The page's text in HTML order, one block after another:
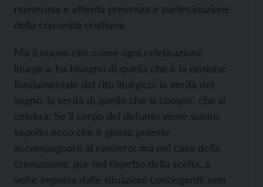
numerosa e attenta presenza e partecipazione
della comunità cristiana.
Ma il nuovo rito, come ogni celebrazione
liturgica, ha bisogno di quella che è la nozione
fondamentale del rito liturgico: la verità del
segno, la verità di quello che si compie, che si
celebra. Se il corpo del defunto viene subito
sepolto ecco che è giusto poterlo
accompagnare al cimitero; ma nel caso della
cremazione, pur nel rispetto della scelta, a
volte imposta dalle situazioni contingenti, non